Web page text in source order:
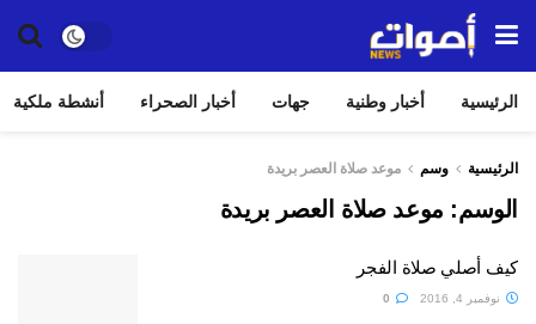
الرئيسية أخبار وطنية جهات أخبار الصحراء أنشطة ملكية
الرئيسية وسم موعد صلاة العصر بريدة
الوسم: موعد صلاة العصر بريدة
كيف أصلي صلاة الفجر
نوفمبر 4, 2016